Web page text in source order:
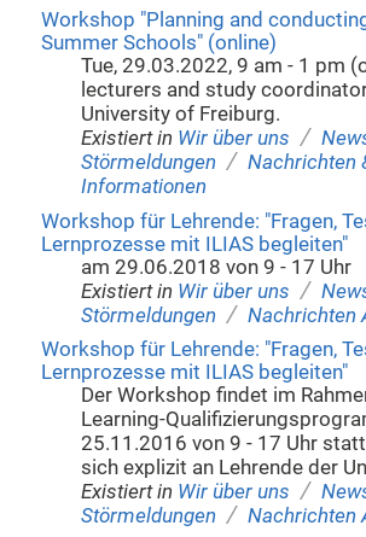
Workshop "Planning and
Summer Schools" (online)
Tue, 29.03.2022, 9 am - 1 pm
lecturers and study
University of Freiburg.
Existiert in Wir über uns /
Störmeldungen / Nachrichten
Informationen
Workshop für Lehrende: "Fragen,
Lernprozesse mit ILIAS begleiten"
am 29.06.2018 von 9 - 17 Uhr
Existiert in Wir über uns /
Störmeldungen / Nachrichten
Workshop für Lehrende: "Fragen,
Lernprozesse mit ILIAS begleiten"
Der Workshop findet im
Learning-
25.11.2016 von 9 - 17 Uhr
sich explizit an Lehrende der
Existiert in Wir über uns /
Störmeldungen / Nachrichten